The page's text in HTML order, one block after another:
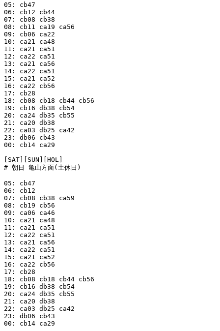
05: cb47
06: cb12 cb44
07: cb08 cb38
08: cb11 ca19 ca56
09: cb06 ca22
10: ca21 ca48
11: ca21 ca51
12: ca22 ca51
13: ca21 ca56
14: ca22 ca51
15: ca21 ca52
16: ca22 cb56
17: cb28
18: cb08 cb18 cb44 cb56
19: cb16 db38 cb54
20: ca24 db35 cb55
21: ca20 db38
22: ca03 db25 ca42
23: db06 cb43
00: cb14 ca29
[SAT][SUN][HOL]
# 朝日 亀山方面(土休日)
05: cb47
06: cb12
07: cb08 cb38 ca59
08: cb19 cb56
09: ca06 ca46
10: ca21 ca48
11: ca21 ca51
12: ca22 ca51
13: ca21 ca56
14: ca22 ca51
15: ca21 ca52
16: ca22 cb56
17: cb28
18: cb08 cb18 cb44 cb56
19: cb16 db38 cb54
20: ca24 db35 cb55
21: ca20 db38
22: ca03 db25 ca42
23: db06 cb43
00: cb14 ca29